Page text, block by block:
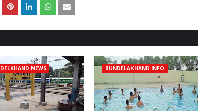
NEWS BUNDELAKHAND INFO